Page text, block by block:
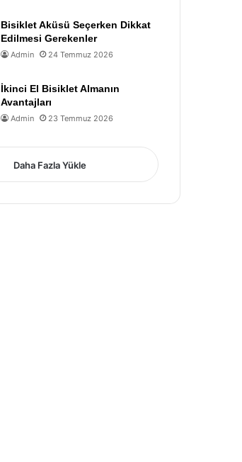
Bisiklet Aküsü Seçerken Dikkat
Edilmesi Gerekenler
Admin 24 Temmuz 2026
İkinci El Bisiklet Almanın
Avantajları
Admin 23 Temmuz 2026
Daha Fazla Yükle